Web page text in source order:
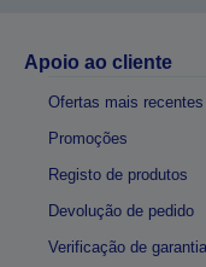
Apoio ao cliente
Ofertas mais recentes
Promoções
Registo de produtos
Devolução de pedido
Verificação de garantia